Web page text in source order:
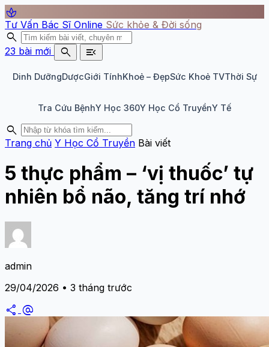
spa
Tư Vấn Bác Sĩ Online Sức khỏe & Đời sống
search
23 bài mới search menu_open
Dinh DưỡngDượcGiới TínhKhoẻ – ĐẹpSức Khoẻ TVThời Sự
Tra Cứu BệnhY Học 360Y Học Cổ TruyềnY Tế
search
Trang chủ Y Học Cổ Truyền Bài viết
5 thực phẩm – ‘vị thuốc’ tự
nhiên bổ não, tăng trí nhớ
admin
29/04/2026 • 3 tháng trước
share alternate_email